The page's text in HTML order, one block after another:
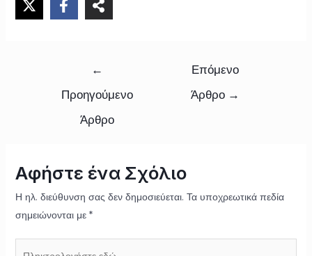
←
Προηγούμενο
Άρθρο
Επόμενο
Άρθρο →
Αφήστε ένα Σχόλιο
Η ηλ. διεύθυνση σας δεν δημοσιεύεται. Τα υποχρεωτικά πεδία
σημειώνονται με *